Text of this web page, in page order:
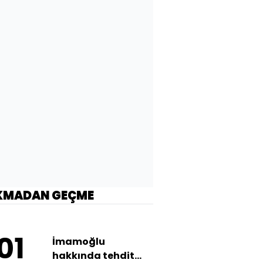
GEÇME
İmamoğlu
hakkında tehdit